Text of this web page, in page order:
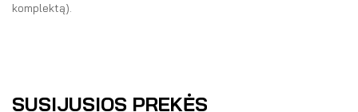
komplektą).
SUSIJUSIOS PREKĖS